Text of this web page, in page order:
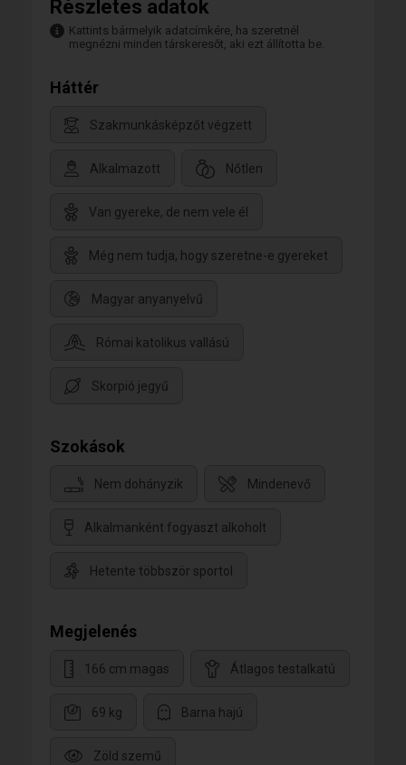
Részletes adatok
Kattints bármelyik adatcímkére, ha szeretnél
megnézni minden társkeresőt, aki ezt állította be.
Háttér
Szakmunkásképzőt végzett
Alkalmazott Nőtlen
Van gyereke, de nem vele él
Még nem tudja, hogy szeretne-e gyereket
Magyar anyanyelvű
Római katolikus vallású
Skorpió jegyű
Szokások
Nem dohányzik Mindenevő
Alkalmanként fogyaszt alkoholt
Hetente többször sportol
Megjelenés
166 cm magas Átlagos testalkatú
69 kg Barna hajú
Zöld szemű